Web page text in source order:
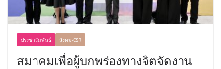
ประชาสัมพันธ์ สังคม-CSR
สมาคมเพื่อผู้บกพร่องทางจิตจัดงาน